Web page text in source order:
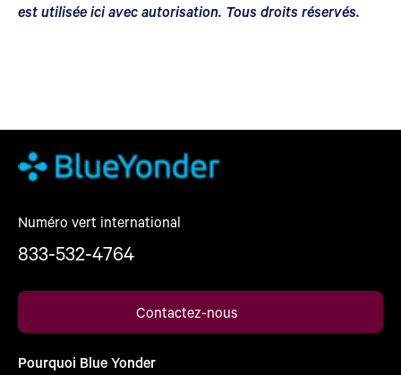
est utilisée ici avec autorisation. Tous droits réservés.
Numéro vert international
833-532-4764
Contactez-nous
Pourquoi Blue Yonder